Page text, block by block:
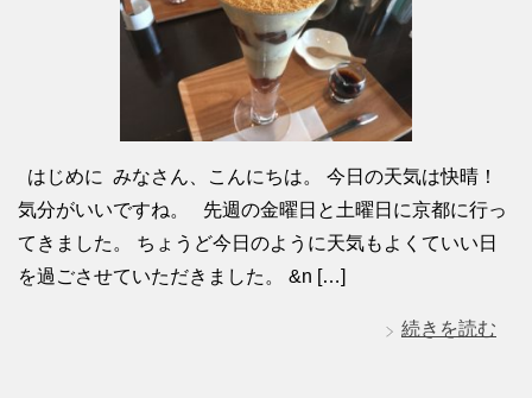
はじめに みなさん、こんにちは。 今日の天気は快晴！
気分がいいですね。 先週の金曜日と土曜日に京都に行っ
てきました。 ちょうど今日のように天気もよくていい日
を過ごさせていただきました。 &n […]
続きを読む